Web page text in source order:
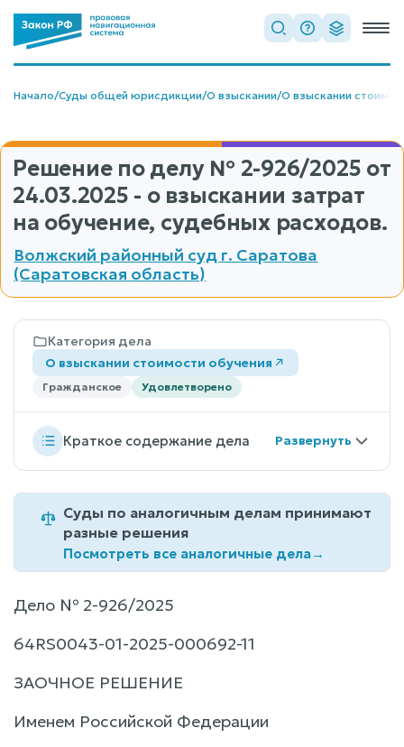
Начало/Суды общей юрисдикции/О взыскании/О взыскании
Решение по делу № 2-926/2025 от
24.03.2025 - о взыскании затрат
на обучение, судебных расходов.
Волжский районный суд г. Саратова
(Саратовская область)
Категория дела
О взыскании стоимости обучения
Гражданское Удовлетворено
Краткое содержание дела
Суды по аналогичным делам принимают
разные решения
Посмотреть все аналогичные дела→
Дело № 2-926/2025
64RS0043-01-2025-000692-11
ЗАОЧНОЕ РЕШЕНИЕ
Именем Российской Федерации